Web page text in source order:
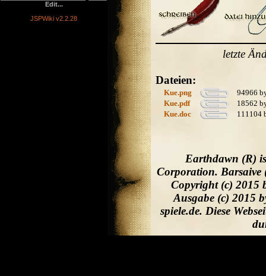
Edit...
JSPWiki v2.2.28
letzte
Dateien:
Kue.png
94966
Kue.pdf
18562
Kue.doc
111104
Earthdawn (R)
Corporation. Barsaive
Copyright (c) 2015
Ausgabe (c) 2015
spiele.de. Diese